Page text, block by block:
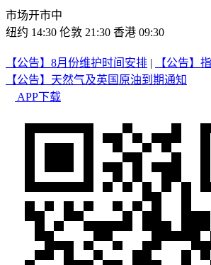
市场开市中
纽约 14:30 伦敦 21:30 香港 09:30
【公告】8月份维护时间安排 | 【公告】
【公告】天然气及英国原油到期通知
APP下载